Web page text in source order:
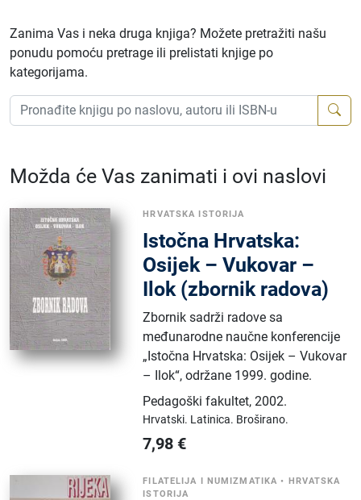
Zanima Vas i neka druga knjiga? Možete pretražiti našu
ponudu pomoću pretrage ili prelistati knjige po
kategorijama.
Možda će Vas zanimati i ovi naslovi
HRVATSKA ISTORIJA
Istočna Hrvatska:
Osijek – Vukovar –
Ilok (zbornik radova)
Zbornik sadrži radove sa
međunarodne naučne konferencije
„Istočna Hrvatska: Osijek – Vukovar
– Ilok“, održane 1999. godine.
Pedagoški fakultet,2002.
Hrvatski. Latinica. Broširano.
7,98 €
FILATELIJA I NUMIZMATIKA • HRVATSKA
ISTORIJA